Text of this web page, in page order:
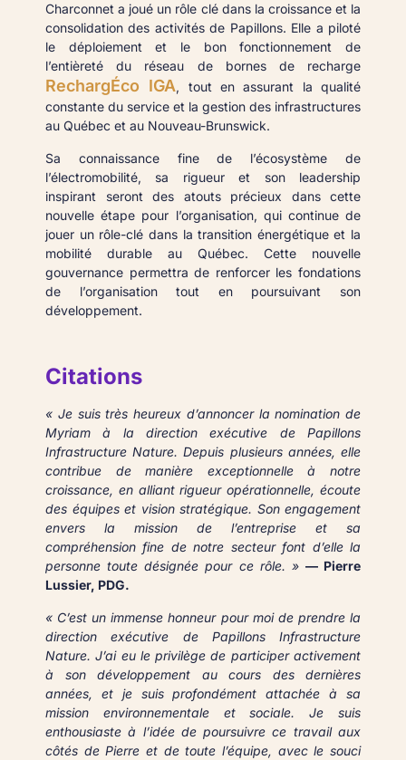
Charconnet a joué un rôle clé dans la croissance et la
consolidation des activités de Papillons. Elle a piloté
le déploiement et le bon fonctionnement de
l’entièreté du réseau de bornes de recharge
RechargÉco IGA, tout en assurant la qualité
constante du service et la gestion des infrastructures
au Québec et au Nouveau-Brunswick.
Sa connaissance fine de l’écosystème de
l’électromobilité, sa rigueur et son leadership
inspirant seront des atouts précieux dans cette
nouvelle étape pour l’organisation, qui continue de
jouer un rôle-clé dans la transition énergétique et la
mobilité durable au Québec. Cette nouvelle
gouvernance permettra de renforcer les fondations
de l’organisation tout en poursuivant son
développement.
Citations
« Je suis très heureux d’annoncer la nomination de
Myriam à la direction exécutive de Papillons
Infrastructure Nature. Depuis plusieurs années, elle
contribue de manière exceptionnelle à notre
croissance, en alliant rigueur opérationnelle, écoute
des équipes et vision stratégique. Son engagement
envers la mission de l’entreprise et sa
compréhension fine de notre secteur font d’elle la
personne toute désignée pour ce rôle. » — Pierre
Lussier, PDG.
« C’est un immense honneur pour moi de prendre la
direction exécutive de Papillons Infrastructure
Nature. J’ai eu le privilège de participer activement
à son développement au cours des dernières
années, et je suis profondément attachée à sa
mission environnementale et sociale. Je suis
enthousiaste à l’idée de poursuivre ce travail aux
côtés de Pierre et de toute l’équipe, avec le souci